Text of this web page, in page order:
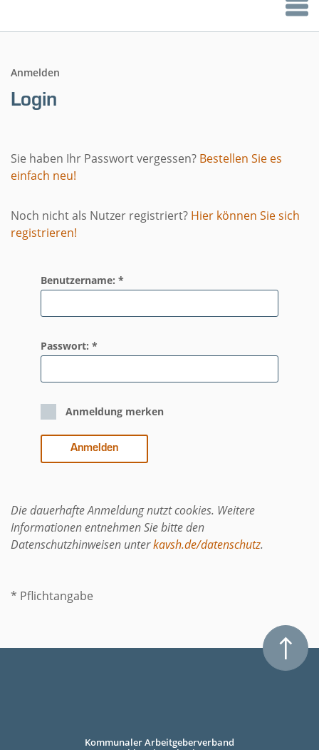
Anmelden
Login
Sie haben Ihr Passwort vergessen? Bestellen Sie es
einfach neu!
Noch nicht als Nutzer registriert? Hier können Sie sich
registrieren!
Benutzername: *
Passwort: *
Anmeldung merken
Die dauerhafte Anmeldung nutzt cookies. Weitere
Informationen entnehmen Sie bitte den
Datenschutzhinweisen unterkavsh.de/datenschutz.
* Pflichtangabe
Kommunaler Arbeitgeberverband